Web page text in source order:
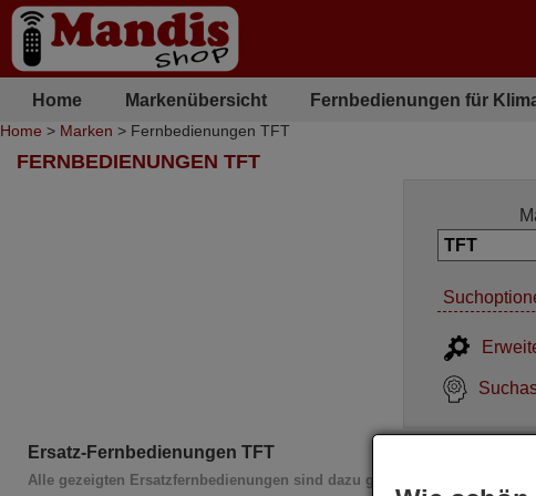
Home Markenübersicht Fernbedienungen für
Home > Marken > Fernbedienungen TFT
FERNBEDIENUNGEN TFT
Ersatz-Fernbedienungen TFT
Alle gezeigten Ersatzfernbedienungen sind dazu geeignet, die